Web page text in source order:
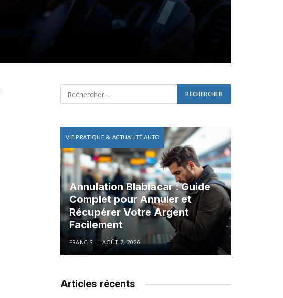
VIE PRATIQUE & ACTUALITÉ AUTO
Annulation Blablacar : Guide
Complet pour Annuler et
Récupérer Votre Argent
Facilement
FRANCIS AOÛT 7, 2026
Articles récents